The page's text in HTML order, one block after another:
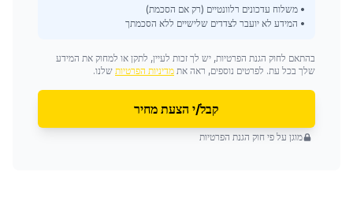
• משלוח עדכונים רלוונטיים (רק אם הסכמת)
• המידע לא יועבר לצדדים שלישיים ללא הסכמתך
בהתאם לחוק הגנת הפרטיות, יש לך זכות לעיין, לתקן או למחוק את המידע
שלך בכל עת. לפרטים נוספים, ראה את מדיניות הפרטיות שלנו.
קבל/י הצעת מחיר
מוגן על פי חוק הגנת הפרטיות